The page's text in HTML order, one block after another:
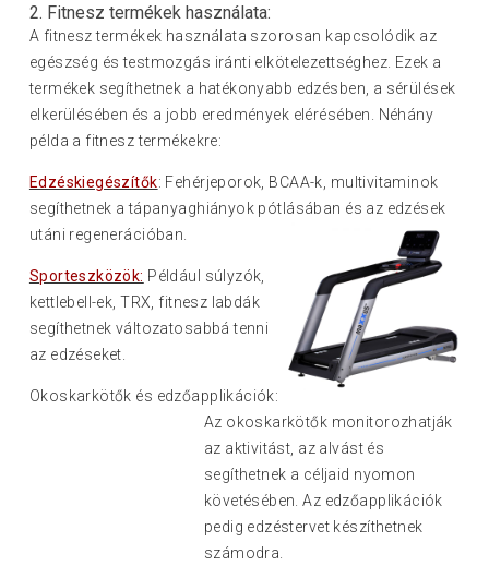
2. Fitnesz termékek használata:
A fitnesz termékek használata szorosan kapcsolódik az
egészség és testmozgás iránti elkötelezettséghez. Ezek a
termékek segíthetnek a hatékonyabb edzésben, a sérülések
elkerülésében és a jobb eredmények elérésében. Néhány
példa a fitnesz termékekre:
Edzéskiegészítők: Fehérjeporok, BCAA-k, multivitaminok
segíthetnek a tápanyaghiányok pótlásában és az edzések
utáni regenerációban.
Sporteszközök: Például súlyzók,
kettlebell-ek, TRX, fitnesz labdák
segíthetnek változatosabbá tenni
az edzéseket.
Okoskarkötők és edzőapplikációk:
Az okoskarkötők monitorozhatják
az aktivitást, az alvást és
segíthetnek a céljaid nyomon
követésében. Az edzőapplikációk
pedig edzéstervet készíthetnek
számodra.